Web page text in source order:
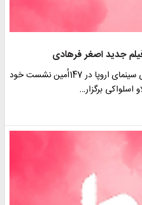
جدید اصغر فرهادی
اعضای هیئت مدیره صندوق شورای سینمای اروپا در 147‌اُمین نشست خود